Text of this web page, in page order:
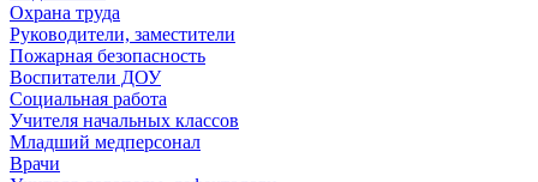
Охрана труда
Руководители, заместители
Пожарная безопасность
Воспитатели ДОУ
Социальная работа
Учителя начальных классов
Младший медперсонал
Врачи